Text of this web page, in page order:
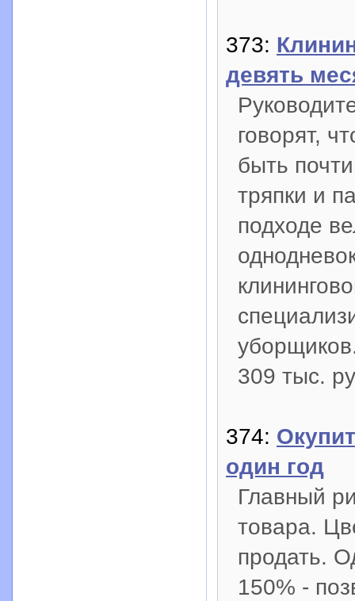
373:
девять
говорят,
быть
тряпки и
подходе
309 тыс.
374:
один год
Главный
товара.
продать.
150% -